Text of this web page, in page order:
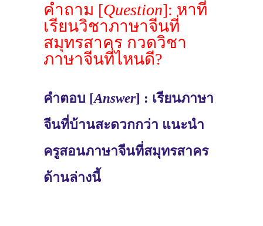
คำถาม [Question]: หาที่
เรียนวิชาภาษาจีนที่
สมุทรสาคร กวดวิชา
ภาษาจีนที่ไหนดี?
คำตอบ [Answer] : เรียนภาษา
จีนที่บ้านสะดวกกว่า แนะนำ
ครูสอนภาษาจีนที่สมุทรสาคร
ด้านล่างนี้